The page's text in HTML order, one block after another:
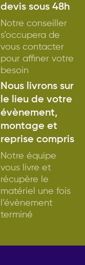
devis sous 48h
Notre conseiller
s’occupera de
vous contacter
pour affiner votre
besoin
Nous livrons sur
le lieu de votre
évènement,
montage et
reprise compris
Notre équipe
vous livre et
récupère le
matériel une fois
l’évènement
terminé